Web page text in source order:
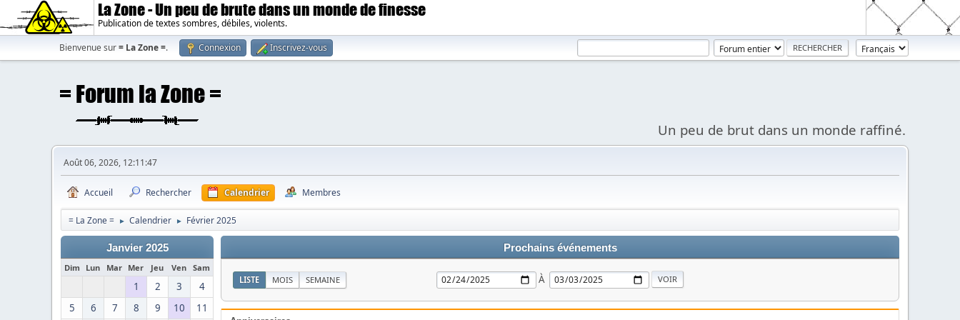
La Zone - Un peu de brute dans un monde de finesse
Publication de textes sombres, débiles, violents.
Bienvenue sur= La Zone =. Connexion Inscrivez-vous
Un peu de brut dans un monde raffiné.
Août 06, 2026, 12:11:47
Accueil Rechercher Calendrier Membres
= La Zone = ► Calendrier ► Février 2025
Janvier 2025
Dim Lun Mar Mer Jeu Ven Sam
1 2 3
4
5
6 7 8 9 10 11
Prochains événements
LISTE MOIS SEMAINE À